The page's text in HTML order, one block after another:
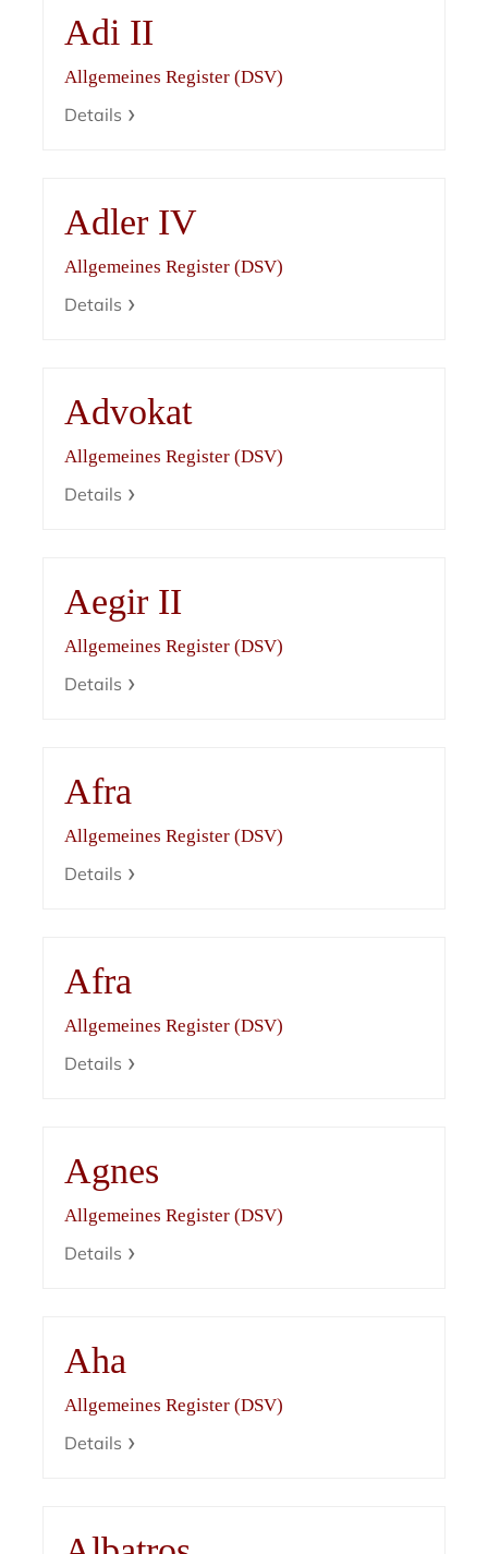
Adi II
Allgemeines Register (DSV)
Details
Adler IV
Allgemeines Register (DSV)
Details
Advokat
Allgemeines Register (DSV)
Details
Aegir II
Allgemeines Register (DSV)
Details
Afra
Allgemeines Register (DSV)
Details
Afra
Allgemeines Register (DSV)
Details
Agnes
Allgemeines Register (DSV)
Details
Aha
Allgemeines Register (DSV)
Details